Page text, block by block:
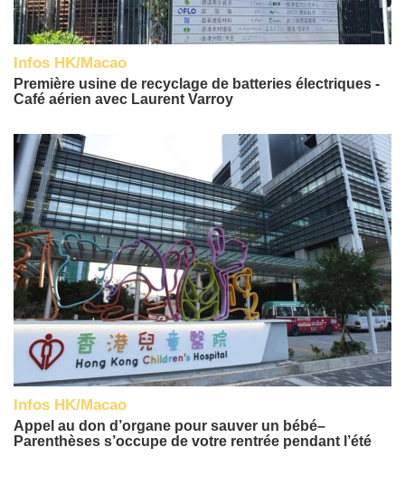
Infos HK/Macao
Première usine de recyclage de batteries électriques -
Café aérien avec Laurent Varroy
Infos HK/Macao
Appel au don d’organe pour sauver un bébé–
Parenthèses s’occupe de votre rentrée pendant l’été